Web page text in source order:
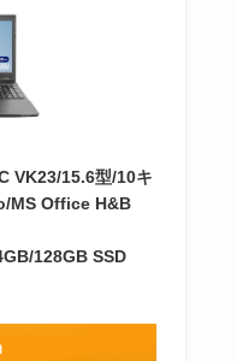
VK23/15.6型/10キ
MS Office H&B
128GB SSD